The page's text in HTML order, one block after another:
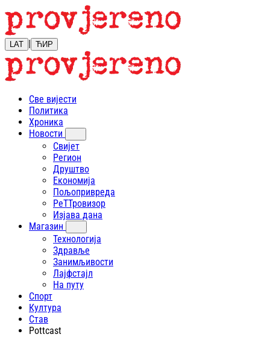
LAT | ЋИР
Све вијести
Политика
Хроника
Новости
Свијет
Регион
Друштво
Економија
Пољопривреда
РеТТровизор
Изјава дана
Магазин
Технологија
Здравље
Занимљивости
Лајфстajл
На путу
Спорт
Култура
Став
Pottcast